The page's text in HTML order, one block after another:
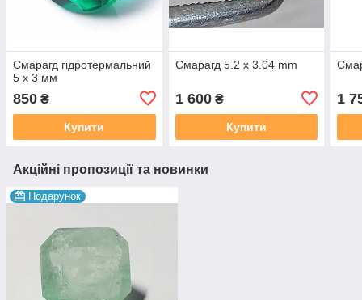
Смарагд гідротермальний
5 х 3 мм
850 ₴
Купити
Смарагд 5.2 х 3.04 mm
1 600₴
Купити
1
Акційні пропозиції та новинки
Подарунок